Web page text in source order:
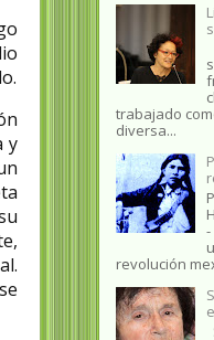
y
trabajado
diversa...
revolución